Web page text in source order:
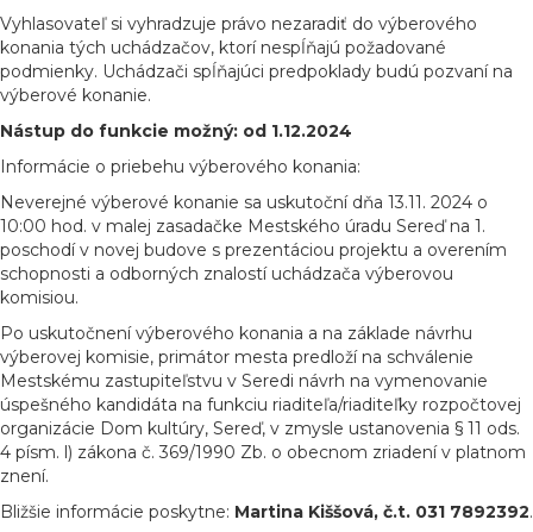
Vyhlasovateľ si vyhradzuje právo nezaradiť do výberového
konania tých uchádzačov, ktorí nespĺňajú požadované
podmienky. Uchádzači spĺňajúci predpoklady budú pozvaní na
výberové konanie.
Nástup do funkcie možný: od 1.12.2024
Informácie o priebehu výberového konania:
Neverejné výberové konanie sa uskutoční dňa 13.11. 2024 o
10:00 hod. v malej zasadačke Mestského úradu Sereď na 1.
poschodí v novej budove s prezentáciou projektu a overením
schopnosti a odborných znalostí uchádzača výberovou
komisiou.
Po uskutočnení výberového konania a na základe návrhu
výberovej komisie, primátor mesta predloží na schválenie
Mestskému zastupiteľstvu v Seredi návrh na vymenovanie
úspešného kandidáta na funkciu riaditeľa/riaditeľky rozpočtovej
organizácie Dom kultúry, Sereď, v zmysle ustanovenia § 11 ods.
4 písm. l) zákona č. 369/1990 Zb. o obecnom zriadení v platnom
znení.
Bližšie informácie poskytne: Martina Kiššová, č.t. 031 7892392.